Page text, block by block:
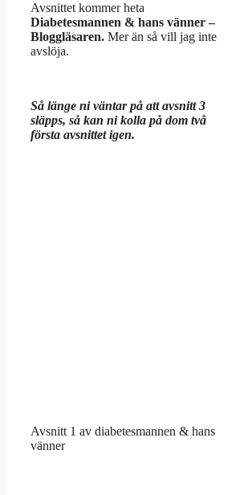
Avsnittet kommer heta
Diabetesmannen & hans vänner –
Bloggläsaren. Mer än så vill jag inte
avslöja.
Så länge ni väntar på att avsnitt 3
släpps, så kan ni kolla på dom två
första avsnittet igen.
Avsnitt 1 av diabetesmannen & hans
vänner